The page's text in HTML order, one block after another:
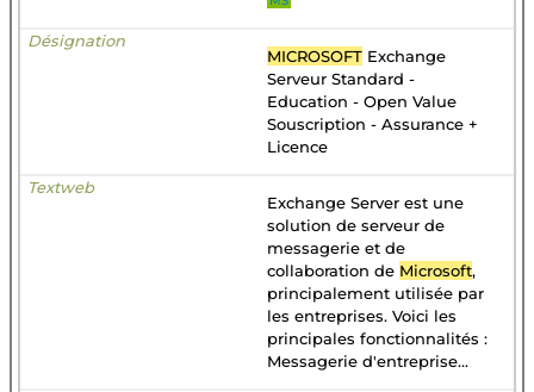
MICROSOFT Exchange
Serveur Standard -
Education - Open Value
Souscription - Assurance +
Licence
Exchange Server est une
solution de serveur de
messagerie et de
collaboration de Microsoft,
principalement utilisée par
les entreprises. Voici les
principales fonctionnalités :
Messagerie d'entreprise...